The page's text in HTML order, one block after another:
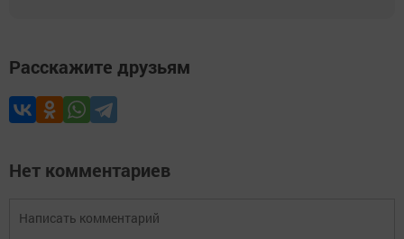
Расскажите друзьям
Нет комментариев